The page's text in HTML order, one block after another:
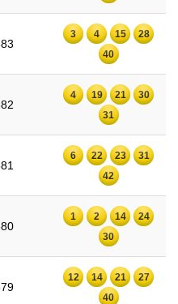
3 4 15
28
40
4 19 21
30
31
6 22 23
31
42
1 2 14
24
30
12 14 21
27
40